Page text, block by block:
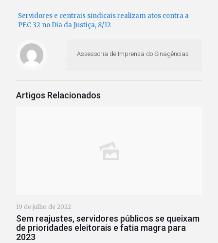
Servidores e centrais sindicais realizam atos contra a
PEC 32 no Dia da Justiça, 8/12
Assessoria de Imprensa do Sinagências
Artigos Relacionados
19 de julho de 2022
Sem reajustes, servidores públicos se queixam
de prioridades eleitorais e fatia magra para
2023